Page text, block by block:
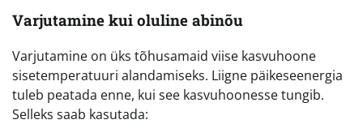
Varjutamine kui oluline abinõu
Varjutamine on üks tõhusamaid viise kasvuhoone
sisetemperatuuri alandamiseks. Liigne päikeseenergia
tuleb peatada enne, kui see kasvuhoonesse tungib.
Selleks saab kasutada: